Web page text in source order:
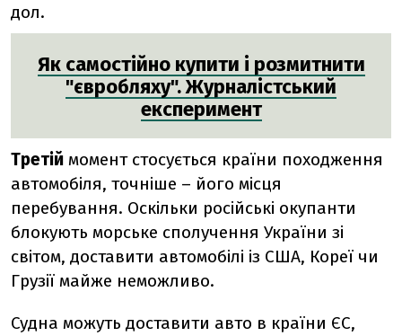
дол.
Як самостійно купити і розмитнити
"євробляху". Журналістський
експеримент
Третій момент стосується країни походження
автомобіля, точніше – його місця
перебування. Оскільки російські окупанти
блокують морське сполучення України зі
світом, доставити автомобілі із США, Кореї чи
Грузії майже неможливо.
Судна можуть доставити авто в країни ЄС,